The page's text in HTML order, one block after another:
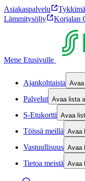
Asiakaspalvelu
Lämmitysöljy
Korjalan
Mene Etusivulle
Ajankohtaista
Palvelut Avaa lista
S-Etukortti Avaa
Töissä meillä Avaa
Vastuullisuus Avaa
Tietoa meistä Avaa